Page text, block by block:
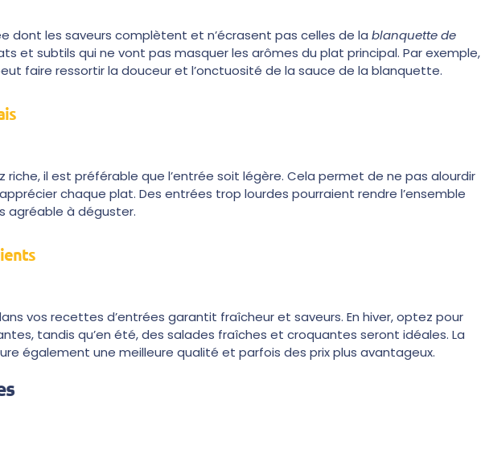
dont les saveurs complètent et n’écrasent pas celles de la blanquette de
et subtils qui ne vont pas masquer les arômes du plat principal. Par exemple,
faire ressortir la douceur et l’onctuosité de la sauce de la blanquette.
il est préférable que l’entrée soit légère. Cela permet de ne pas alourdir
chaque plat. Des entrées trop lourdes pourraient rendre l’ensemble
agréable à déguster.
vos recettes d’entrées garantit fraîcheur et saveurs. En hiver, optez pour
tandis qu’en été, des salades fraîches et croquantes seront idéales. La
également une meilleure qualité et parfois des prix plus avantageux.